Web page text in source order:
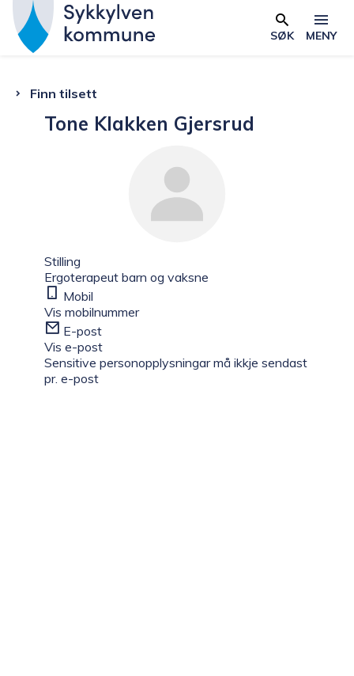
l
n
k
m
SØK MENY
Du Finn tilsett
Tone Klakken Gjersrud
Stilling
Ergoterapeut barn og vaksne
Mobil
Vis mobilnummer
E-post
Vis e-post
Sensitive personopplysningar må ikkje sendast
pr. e-post